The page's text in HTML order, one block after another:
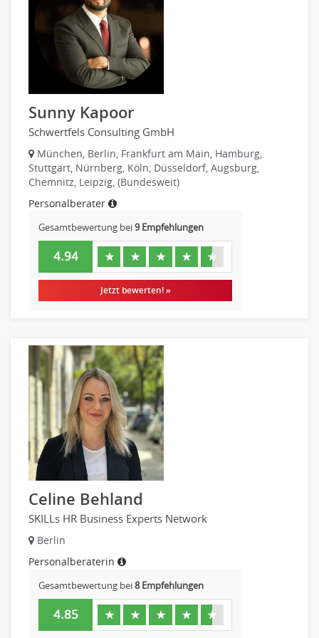
Medizintechnik
Optiker, Akustiker
Brandschutz
Prozessmanagement
Qualitätsmanagement
Technische Dokumentation
Technischer Systemplaner, Bauzeichner
Veranstaltungstechnik
Verfahrenstechnik
Technisches Gebäudemanagement (TGM)
Anwendungsadministration
Consulting, Engineering
Data Warehouse, Business Intelligence
Helpdesk
IT Leitung, Teamleitung
Projektmanagement
IT Prozessmanagement
Qualitätssicherung, Qualitätsprüfung
SAP/ERP-Beratung, Entwicklung
Security
Softwareentwicklung
Systemadministration, Netzwerkadministration
Training
Web-Entwicklung
Wirtschaftsinformatik
Biotechnologie
Chemie
Sunny Kapoor
Schwertfels Consulting GmbH
München, Berlin, Frankfurt am Main, Hamburg,
Stuttgart, Nürnberg, Köln, Düsseldorf, Augsburg,
Chemnitz, Leipzig, (Bundesweit)
Personalberater
Gesamtbewertung bei9 Empfehlungen
4.94 ★ ★ ★ ★ ★
Jetzt bewerten! »
Celine Behland
SKILLs HR Business Experts Network
Berlin
Personalberaterin
Gesamtbewertung bei8 Empfehlungen
4.85 ★ ★ ★ ★ ★